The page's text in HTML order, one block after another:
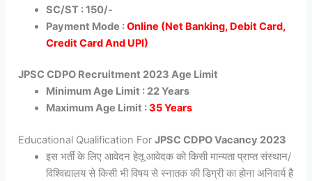
SC/ST : 150/-
Payment Mode :Online (Net Banking, Debit Card,
Credit Card And UPI)
JPSC CDPO Recruitment 2023 Age Limit
Minimum Age Limit : 22 Years
Maximum Age Limit :35 Years
Educational Qualification ForJPSC CDPO Vacancy 2023
इस भर्ती के लिए आवेदन हेतू आवेदक को किसी मान्यता प्राप्त संस्थान/
विश्विद्यालय से किसी भी विषय से स्नातक की डिग्री का होना अनिवार्य है